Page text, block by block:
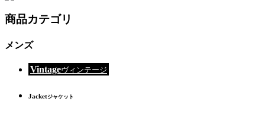
商品カテゴリ
メンズ
Vintageヴィンテージ
Jacketジャケット